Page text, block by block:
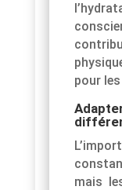
pour
mais